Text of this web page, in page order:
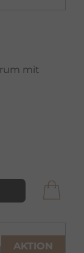
mit
AKTION